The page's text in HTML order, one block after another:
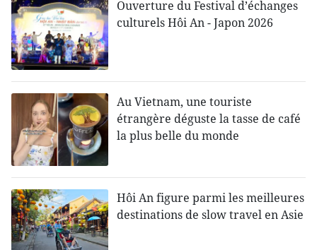
Ouverture du Festival d’échanges
culturels Hôi An - Japon 2026
Au Vietnam, une touriste
étrangère déguste la tasse de café
la plus belle du monde
Hôi An figure parmi les meilleures
destinations de slow travel en Asie